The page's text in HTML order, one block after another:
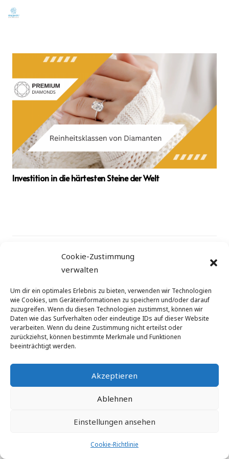
Cookie-Zustimmung
verwalten
Um dir ein optimales Erlebnis zu bieten, verwenden wir Technologien
wie Cookies, um Geräteinformationen zu speichern und/oder darauf
zuzugreifen. Wenn du diesen Technologien zustimmst, können wir
Daten wie das Surfverhalten oder eindeutige IDs auf dieser Website
verarbeiten. Wenn du deine Zustimmung nicht erteilst oder
zurückziehst, können bestimmte Merkmale und Funktionen
beeinträchtigt werden.
Akzeptieren
Ablehnen
Einstellungen ansehen
Cookie-Richtlinie
Investition in die härtesten Steine der Welt
augeon ag| Via San Gottardo 10 |CH-6900 Lugano
| Schweiz | E-Mail: info@augeon.com